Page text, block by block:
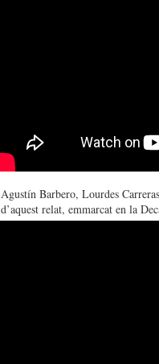
Agustín Barbero, Lourdes
d’aquest relat, emmarcat en la